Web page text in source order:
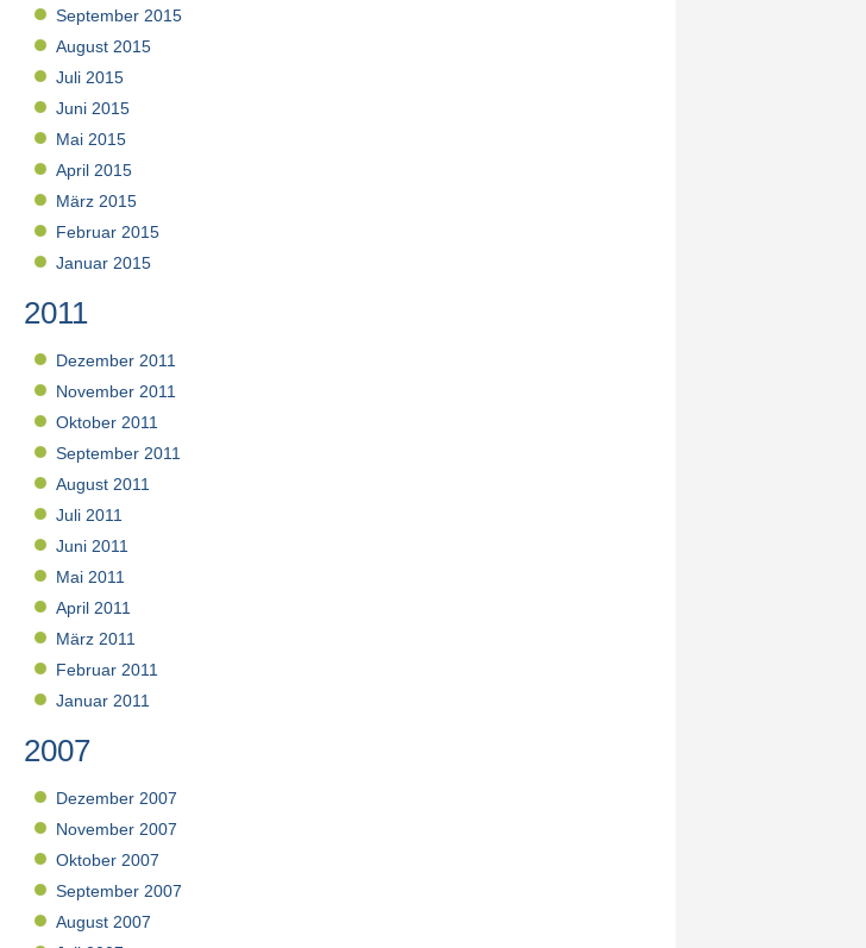
September 2015
August 2015
Juli 2015
Juni 2015
Mai 2015
April 2015
März 2015
Februar 2015
Januar 2015
2011
Dezember 2011
November 2011
Oktober 2011
September 2011
August 2011
Juli 2011
Juni 2011
Mai 2011
April 2011
März 2011
Februar 2011
Januar 2011
2007
Dezember 2007
November 2007
Oktober 2007
September 2007
August 2007